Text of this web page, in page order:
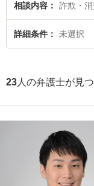
空請求のトラブルを今す
の実績豊富な近くの弁護
談できる長野県内の弁護
相談内容 詐欺・
詳細条件 未選択
23 人の弁護士が見